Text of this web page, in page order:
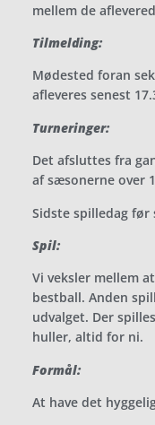
mellem de
Tilmelding:
Mødested foran
afleveres senest
Turneringer:
Det afsluttes fra
af sæsonerne over
Sidste spilledag før
Spil:
Vi veksler mellem
bestball. Anden
udvalget. Der
huller, altid for ni.
Formål:
At have det